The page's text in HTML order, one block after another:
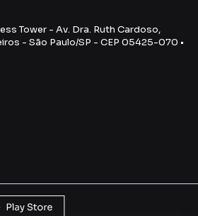
Tower - Av. Dra. Ruth Cardoso,
- São Paulo/SP - CEP 05425-070 •